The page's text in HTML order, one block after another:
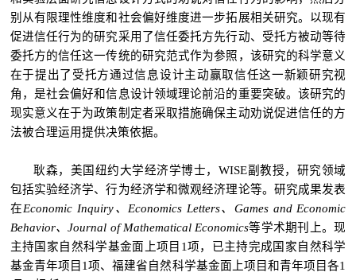
别从有限理性维度和社会偏好维度进一步拓展相关研究。以现有
促进信任行为的研究采用了信任委托方先行动、受托方被动等待
委托方的信任这一传统的研究范式作为参照，该研究的科学意义
在于提出了受托方通过信息设计主动赢取信任这一新颖研究视
角，是社会偏好和信息设计领域理论前沿的重要突破。该研究的
现实意义在于为政策制定者采取措施确保主动劝说促进信任的方
法被合理运用提供决策依据。
耿森，美国纽约大学经济学博士，WISE副教授，研究领域
包括实验经济学、行为经济学和微观经济理论等。研究成果发表
在Economic Inquiry、Economics Letters、Games and Economic
Behavior、Journal of Mathematical Economics等学术期刊上。现
主持国家自然科学基金面上项目1项，已主持完成国家自然科学
基金青年项目1项、福建省自然科学基金面上项目和青年项目各1